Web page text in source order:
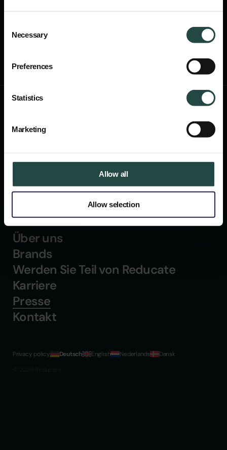
Selection
Necessary
Preferences
Statistics
Marketing
Allow all
Allow selection
+Join Reducate +Join
starten Sie Ihre Reise mit uns.
Über uns
Brands
Werden Sie Teil von Reducate
Karriere
Presse
Kontakt
Privacy policy Deutsch English Nederlands
Dansk